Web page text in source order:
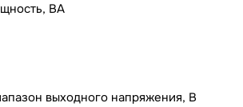
ВА
выходного напряжения, В